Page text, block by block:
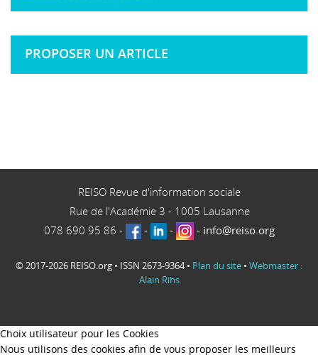
PROPOSER UN ARTICLE
REISO Revue d'information sociale
Rue de l'Académie 3 - 1005 Lausanne
078 690 95 86 - - - - info@reiso.org
© 2017-2026 REISO.org • ISSN 2673-9364 • Plan du site • Webmaster :
Alain Rihs
Choix utilisateur pour les Cookies
Nous utilisons des cookies afin de vous proposer les meilleurs